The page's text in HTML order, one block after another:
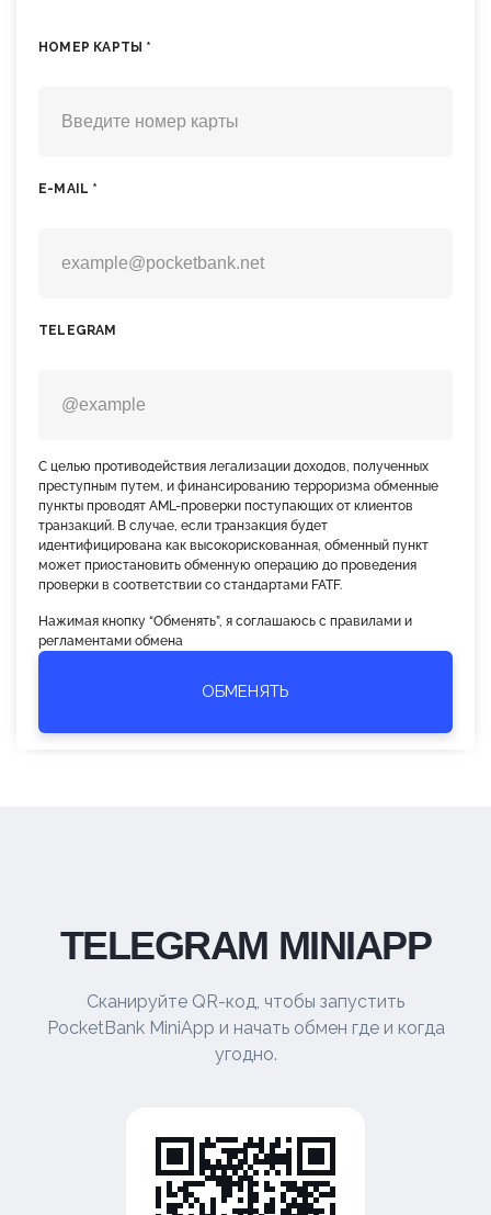
НОМЕР КАРТЫ *
E-MAIL *
TELEGRAM
С целью противодействия легализации доходов, полученных
преступным путем, и финансированию терроризма обменные
пункты проводят AML-проверки поступающих от клиентов
транзакций. В случае, если транзакция будет
идентифицирована как высокорискованная, обменный пункт
может приостановить обменную операцию до проведения
проверки в соответствии со стандартами FATF.
Нажимая кнопку “Обменять”, я соглашаюсь с правилами и
регламентами обмена
ОБМЕНЯТЬ
TELEGRAM MINIAPP
Сканируйте QR-код, чтобы запустить
PocketBank MiniApp и начать обмен где и когда
угодно.